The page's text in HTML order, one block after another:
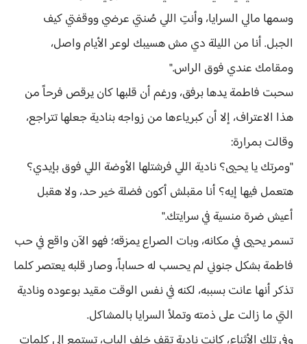
وسمها مالي السرايا، وأنتِ اللي صُنتي عرضي ووقفتي كيف
الجبل. أنا من الليلة دي مش هسيبك لوعر الأيام واصل،
ومقامك عندي فوق الراس."
سحبت فاطمة يدها برفق، ورغم أن قلبها كان يرقص فرحاً من
هذا الاعتراف، إلا أن كبرياءها من زواجه بنادية جعلها تتراجع،
وقالت بمرارة:
"ومرتك يا يحيى؟ نادية اللي فرشتلها الأوضة اللي فوق بإيدي؟
هتعمل فيها إيه؟ أنا مقبلش أكون فضلة خير حد، ولا هقبل
أعيش ضرة منسية في سرايتك."
تسمر يحيى في مكانه، وبات الصراع يمزقه؛ فهو الآن واقع في حب
فاطمة بشكل جنوني لم يحسب له حساباً، وصار قلبه يعتصر كلما
تذكر أنها عانت بسببه، لكنه في نفس الوقت مقيد بوعوده ونادية
التي ما زالت على ذمته وتملأ السرايا بالمشاكل.